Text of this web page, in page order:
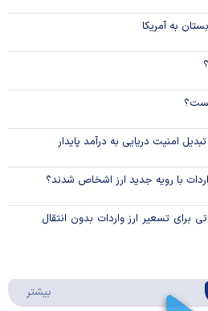
به آمریکا
امنیت دریایی به درآمد پایدار
با رویه جدید ارز اشخاص شدند؟
برای تسعیر ارز واردات بدون انتقال
بیشتر